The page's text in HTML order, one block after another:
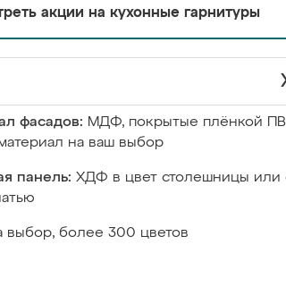
акции на кухонные гарнитуры
фасадов: МДФ, покрытые плёнкой
на ваш выбор
панель: ХДФ в цвет столешницы или
выбор, более 300 цветов